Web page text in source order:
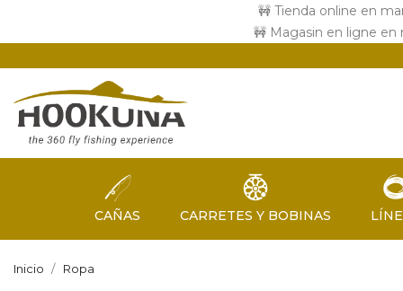
🚧 Tienda online en
🚧 Magasin en ligne
CAÑAS CARRETES Y BOBINAS
Inicio Ropa